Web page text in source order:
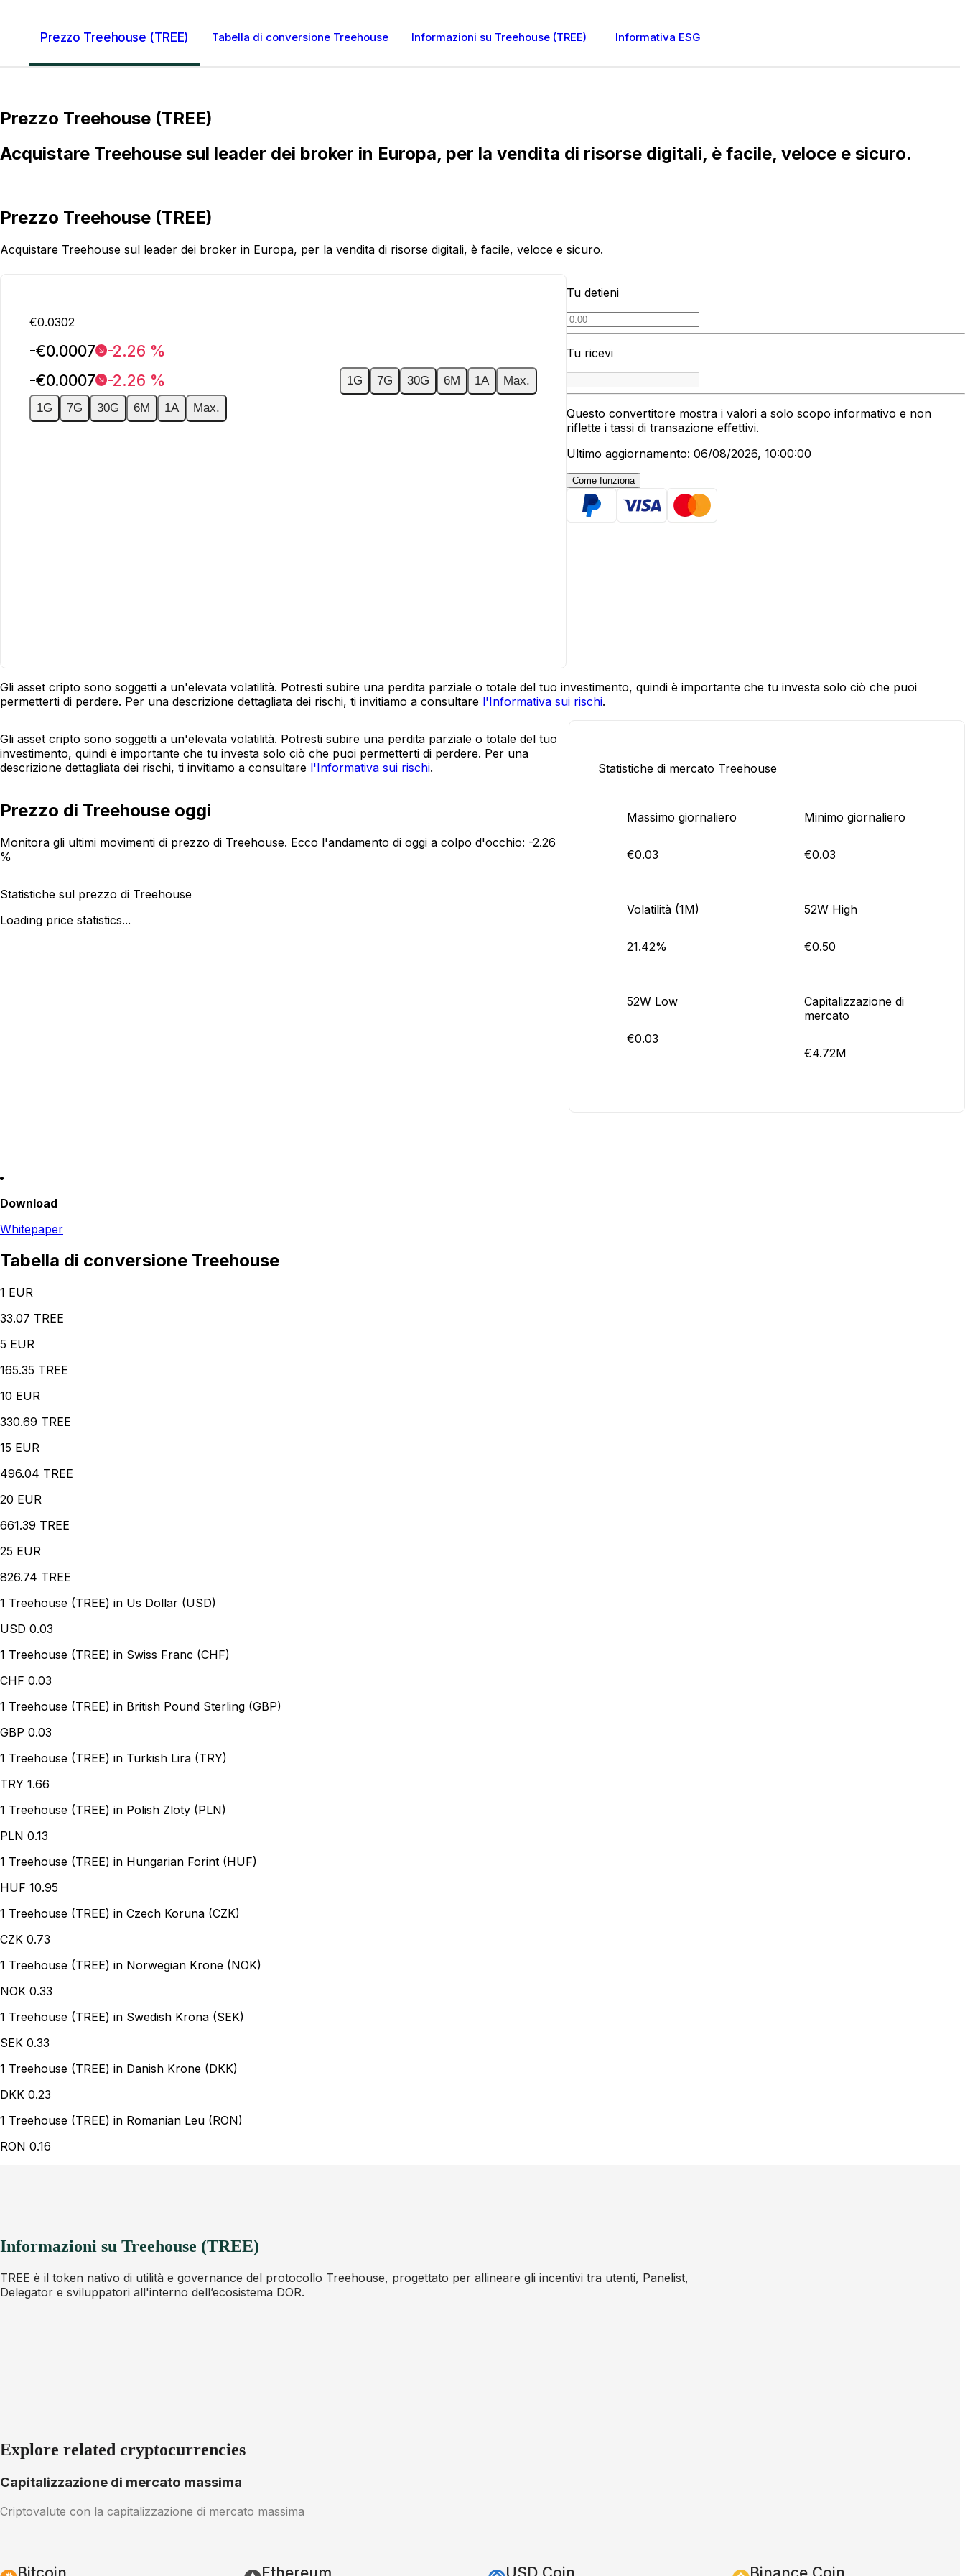
Prezzo Treehouse (TREE) Tabella di conversione Treehouse Informazioni su Treehouse (TREE) Informativa ESG
Prezzo Treehouse (TREE)
Acquistare Treehouse sul leader dei broker in Europa, per la vendita di risorse digitali, è facile, veloce e sicuro.
Prezzo Treehouse (TREE)
Acquistare Treehouse sul leader dei broker in Europa, per la vendita di risorse digitali, è facile, veloce e sicuro.
€0.0302
-€0.0007
-2.26 %
-€0.0007
-2.26 % 1G 7G 30G 6M 1A
Max.
1G
7G 30G 6M 1A Max.
Tu detieni
Tu ricevi
Questo convertitore mostra i valori a solo scopo informativo e non
riflette i tassi di transazione effettivi.
Ultimo aggiornamento: 06/08/2026, 10:00:00
Come funziona
Gli asset cripto sono soggetti a un'elevata volatilità. Potresti subire una perdita parziale o totale del tuo investimento, quindi è importante che tu investa solo ciò che puoi
permetterti di perdere. Per una descrizione dettagliata dei rischi, ti invitiamo a consultare l'Informativa sui rischi.
Gli asset cripto sono soggetti a un'elevata volatilità. Potresti subire una perdita parziale o totale del tuo
investimento, quindi è importante che tu investa solo ciò che puoi permetterti di perdere. Per una
descrizione dettagliata dei rischi, ti invitiamo a consultare l'Informativa sui rischi.
Prezzo di Treehouse oggi
Monitora gli ultimi movimenti di prezzo di Treehouse. Ecco l'andamento di oggi a colpo d'occhio: -2.26
%
Statistiche sul prezzo di Treehouse
Loading price statistics...
Statistiche di mercato Treehouse
Massimo giornaliero
€0.03
Minimo giornaliero
€0.03
Volatilità (1M)
21.42%
52W High
€0.50
52W Low
€0.03
Capitalizzazione di
mercato
€4.72M
Download
Whitepaper
Tabella di conversione Treehouse
1 EUR
33.07 TREE
5 EUR
165.35 TREE
10 EUR
330.69 TREE
15 EUR
496.04 TREE
20 EUR
661.39 TREE
25 EUR
826.74 TREE
1 Treehouse (TREE) in Us Dollar (USD)
USD 0.03
1 Treehouse (TREE) in Swiss Franc (CHF)
CHF 0.03
1 Treehouse (TREE) in British Pound Sterling (GBP)
GBP 0.03
1 Treehouse (TREE) in Turkish Lira (TRY)
TRY 1.66
1 Treehouse (TREE) in Polish Zloty (PLN)
PLN 0.13
1 Treehouse (TREE) in Hungarian Forint (HUF)
HUF 10.95
1 Treehouse (TREE) in Czech Koruna (CZK)
CZK 0.73
1 Treehouse (TREE) in Norwegian Krone (NOK)
NOK 0.33
1 Treehouse (TREE) in Swedish Krona (SEK)
SEK 0.33
1 Treehouse (TREE) in Danish Krone (DKK)
DKK 0.23
1 Treehouse (TREE) in Romanian Leu (RON)
RON 0.16
Informazioni su Treehouse (TREE)
TREE è il token nativo di utilità e governance del protocollo Treehouse, progettato per allineare gli incentivi tra utenti, Panelist,
Delegator e sviluppatori all'interno dell’ecosistema DOR.
Explore related cryptocurrencies
Capitalizzazione di mercato massima
Criptovalute con la capitalizzazione di mercato massima